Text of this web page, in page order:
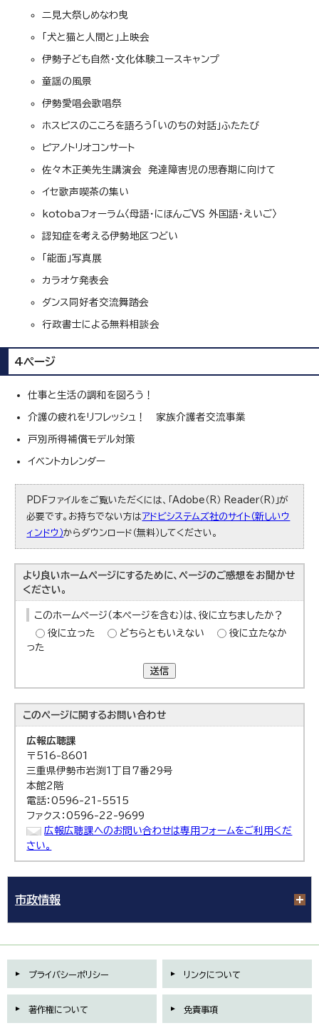
二見大祭しめなわ曳
「犬と猫と人間と」上映会
伊勢子ども自然・文化体験ユースキャンプ
童謡の風景
伊勢愛唱会歌唱祭
ホスピスのこころを語ろう「いのちの対話」ふたたび
ピアノトリオコンサート
佐々木正美先生講演会 発達障害児の思春期に向けて
イセ歌声喫茶の集い
kotobaフォーラム〈母語・にほんごVS 外国語・えいご〉
認知症を考える伊勢地区つどい
「能面」写真展
カラオケ発表会
ダンス同好者交流舞踏会
行政書士による無料相談会
4ページ
仕事と生活の調和を図ろう！
介護の疲れをリフレッシュ！ 家族介護者交流事業
戸別所得補償モデル対策
イベントカレンダー
PDFファイルをご覧いただくには、「Adobe（R） Reader（R）」が
必要です。お持ちでない方は アドビシステムズ社のサイト（新しいウ
ィンドウ）からダウンロード（無料）してください。
より良いホームページにするために、ページのご感想をお聞かせ
ください。
このホームページ（本ページを含む）は、役に立ちましたか？
役に立った
どちらともいえない
役に立たなか
った
送信
このページに関するお問い合わせ
広報広聴課
〒516-8601
三重県伊勢市岩渕1丁目7番29号
本館2階
電話：0596-21-5515
ファクス：0596-22-9699
広報広聴課へのお問い合わせは専用フォームをご利用くだ
さい。
市政情報
プライバシーポリシー リンクについて
著作権について 免責事項